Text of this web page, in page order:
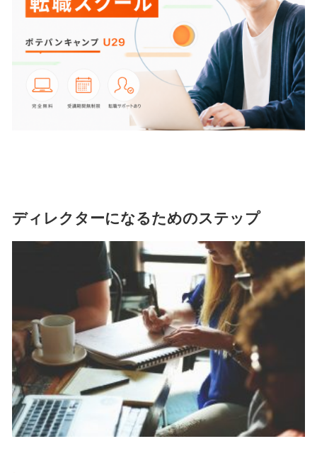
ディレクターになるためのステップ